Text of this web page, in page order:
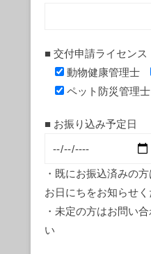
■ 交付申請ライセンス
動物健康管理士
ペット防災管理士
■ お振り込み予定日
・既にお振込済みの
お日にちをお知らせく
・未定の方はお問い
い